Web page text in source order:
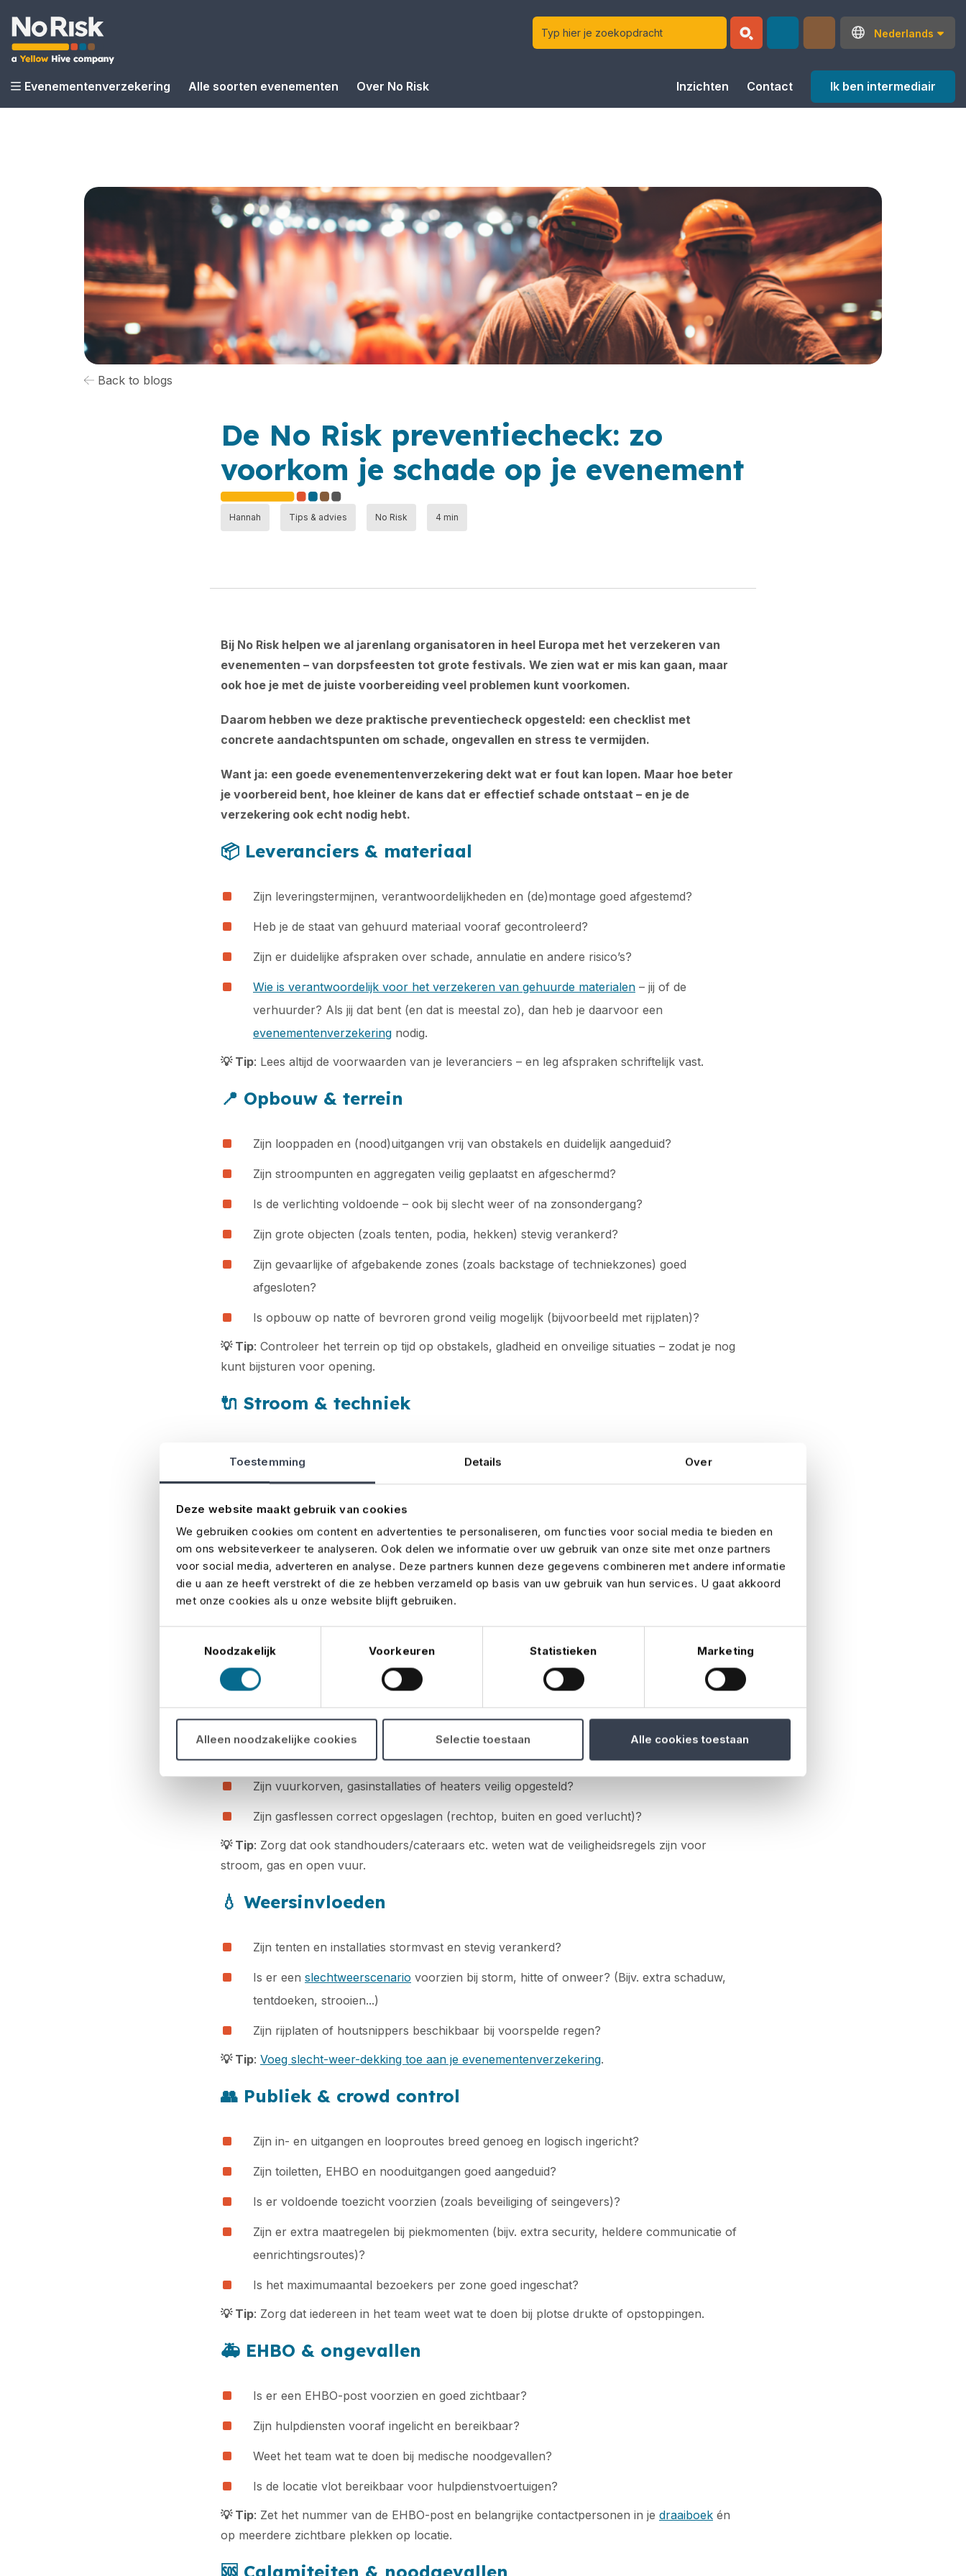
Toestemming Details Over
Deze website maakt gebruik van cookies
We gebruiken cookies om content en advertenties te personaliseren, om functies voor social media te bieden en
om ons websiteverkeer te analyseren. Ook delen we informatie over uw gebruik van onze site met onze partners
voor social media, adverteren en analyse. Deze partners kunnen deze gegevens combineren met andere informatie
die u aan ze heeft verstrekt of die ze hebben verzameld op basis van uw gebruik van hun services. U gaat akkoord
met onze cookies als u onze website blijft gebruiken.
Noodzakelijk
Voorkeuren Statistieken Marketing
Alleen noodzakelijke cookies Selectie toestaan Alle cookies toestaan
Nederlands
Evenementenverzekering Alle soorten evenementen Over No Risk Inzichten Contact Ik ben intermediair
Back to blogs
De No Risk preventiecheck: zo
voorkom je schade op je evenement
Hannah Tips & advies No Risk 4 min
Bij No Risk helpen we al jarenlang organisatoren in heel Europa met het verzekeren van
evenementen – van dorpsfeesten tot grote festivals. We zien wat er mis kan gaan, maar
ook hoe je met de juiste voorbereiding veel problemen kunt voorkomen.
Daarom hebben we deze praktische preventiecheck opgesteld: een checklist met
concrete aandachtspunten om schade, ongevallen en stress te vermijden.
Want ja: een goede evenementenverzekering dekt wat er fout kan lopen. Maar hoe beter
je voorbereid bent, hoe kleiner de kans dat er effectief schade ontstaat – en je de
verzekering ook echt nodig hebt.
📦 Leveranciers & materiaal
Zijn leveringstermijnen, verantwoordelijkheden en (de)montage goed afgestemd?
Heb je de staat van gehuurd materiaal vooraf gecontroleerd?
Zijn er duidelijke afspraken over schade, annulatie en andere risico’s?
Wie is verantwoordelijk voor het verzekeren van gehuurde materialen – jij of de
verhuurder? Als jij dat bent (en dat is meestal zo), dan heb je daarvoor een
evenementenverzekering nodig.
💡Tip: Lees altijd de voorwaarden van je leveranciers – en leg afspraken schriftelijk vast.
📍 Opbouw & terrein
Zijn looppaden en (nood)uitgangen vrij van obstakels en duidelijk aangeduid?
Zijn stroompunten en aggregaten veilig geplaatst en afgeschermd?
Is de verlichting voldoende – ook bij slecht weer of na zonsondergang?
Zijn grote objecten (zoals tenten, podia, hekken) stevig verankerd?
Zijn gevaarlijke of afgebakende zones (zoals backstage of techniekzones) goed
afgesloten?
Is opbouw op natte of bevroren grond veilig mogelijk (bijvoorbeeld met rijplaten)?
💡Tip: Controleer het terrein op tijd op obstakels, gladheid en onveilige situaties – zodat je nog
kunt bijsturen voor opening.
🔌 Stroom & techniek
Zijn kabels, stekkers en apparatuur veilig weggewerkt en beschermd tegen regen of
Is er toezicht op het gebruik van apparatuur (zoals licht, geluid of horeca)?
Zijn aggregaten en verdeelkasten veilig geplaatst en goed afgeschermd?
Tip:Stem vooraf met technici en leveranciers af wie waarvoor verantwoordelijk is.
🔥Brandveiligheid
Zijn brandblussers aanwezig, bereikbaar en gebruiksklaar?
materialen)?
Is er een rookverbod waar dat nodig is?
Zijn vuurkorven, gasinstallaties of heaters veilig opgesteld?
Zijn gasflessen correct opgeslagen (rechtop, buiten en goed verlucht)?
💡Tip: Zorg dat ook standhouders/cateraars etc. weten wat de veiligheidsregels zijn voor
stroom, gas en open vuur.
💧 Weersinvloeden
Zijn tenten en installaties stormvast en stevig verankerd?
Is er een slechtweerscenario voorzien bij storm, hitte of onweer? (Bijv. extra schaduw,
tentdoeken, strooien...)
Zijn rijplaten of houtsnippers beschikbaar bij voorspelde regen?
💡Tip: Voeg slecht-weer-dekking toe aan je evenementenverzekering.
👥 Publiek & crowd control
Zijn in- en uitgangen en looproutes breed genoeg en logisch ingericht?
Zijn toiletten, EHBO en nooduitgangen goed aangeduid?
Is er voldoende toezicht voorzien (zoals beveiliging of seingevers)?
Zijn er extra maatregelen bij piekmomenten (bijv. extra security, heldere communicatie of
eenrichtingsroutes)?
Is het maximumaantal bezoekers per zone goed ingeschat?
💡Tip: Zorg dat iedereen in het team weet wat te doen bij plotse drukte of opstoppingen.
🚑 EHBO & ongevallen
Is er een EHBO-post voorzien en goed zichtbaar?
Zijn hulpdiensten vooraf ingelicht en bereikbaar?
Weet het team wat te doen bij medische noodgevallen?
Is de locatie vlot bereikbaar voor hulpdienstvoertuigen?
💡Tip: Zet het nummer van de EHBO-post en belangrijke contactpersonen in je draaiboek én
op meerdere zichtbare plekken op locatie.
🆘 Calamiteiten & noodgevallen